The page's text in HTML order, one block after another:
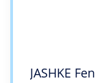
JASHKE